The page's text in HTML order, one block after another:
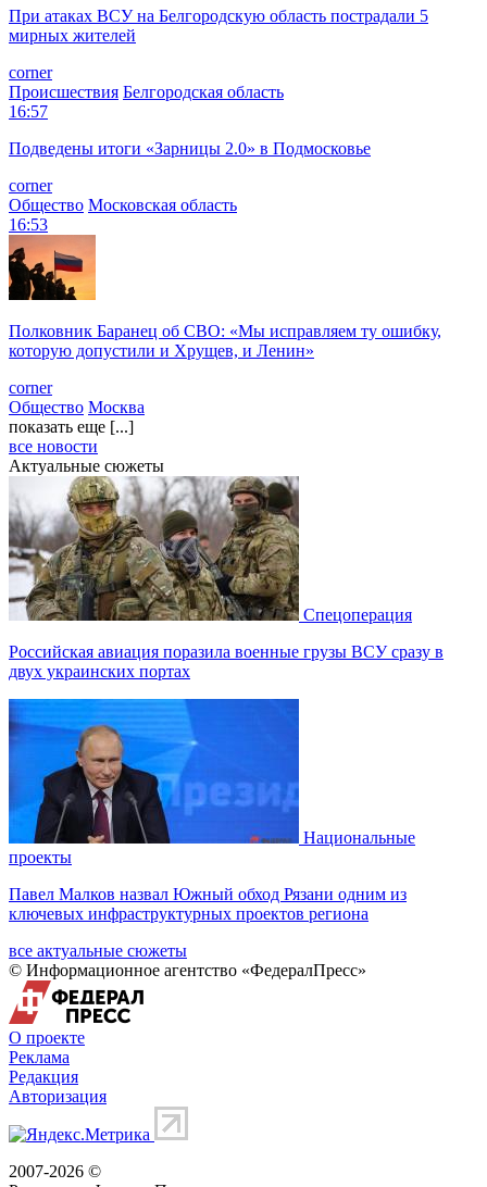
При атаках ВСУ на Белгородскую область пострадали 5
мирных жителей
corner
Происшествия Белгородская область
16:57
Подведены итоги «Зарницы 2.0» в Подмосковье
corner
Общество Московская область
16:53
Полковник Баранец об СВО: «Мы исправляем ту ошибку,
которую допустили и Хрущев, и Ленин»
corner
Общество Москва
показать еще [...]
все новости
Актуальные сюжеты
Спецоперация
Российская авиация поразила военные грузы ВСУ сразу в
двух украинских портах
Национальные
проекты
Павел Малков назвал Южный обход Рязани одним из
ключевых инфраструктурных проектов региона
все актуальные сюжеты
© Информационное агентство «ФедералПресс»
О проекте
Реклама
Редакция
Авторизация
2007-2026 ©